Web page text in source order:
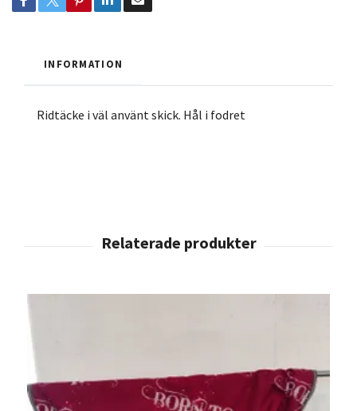
INFORMATION
Ridtäcke i väl använt skick. Hål i fodret